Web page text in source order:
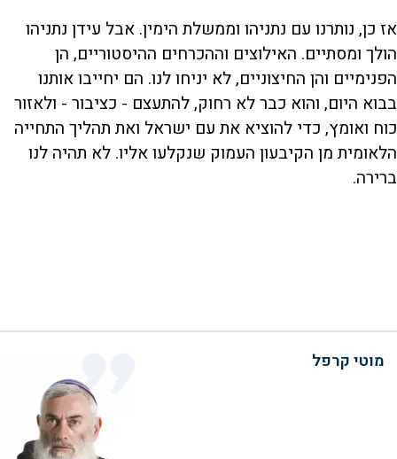
אז כן, נותרנו עם נתניהו וממשלת הימין. אבל עידן נתניהו
הולך ומסתיים. האילוצים וההכרחים ההיסטוריים, הן
הפנימיים והן החיצוניים, לא יניחו לנו. הם יחייבו אותנו
בבוא היום, והוא כבר לא רחוק, להתעצם - כציבור - ולאזור
כוח ואומץ, כדי להוציא את עם ישראל ואת תהליך התחייה
הלאומית מן הקיבעון העמוק שנקלעו אליו. לא תהיה לנו
ברירה.
מוטי קרפל